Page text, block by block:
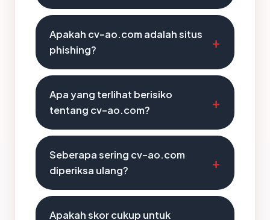
Apakah cv-ao.com adalah situs
phishing?
Apa yang terlihat berisiko
tentang cv-ao.com?
Seberapa sering cv-ao.com
diperiksa ulang?
Apakah skor cukup untuk